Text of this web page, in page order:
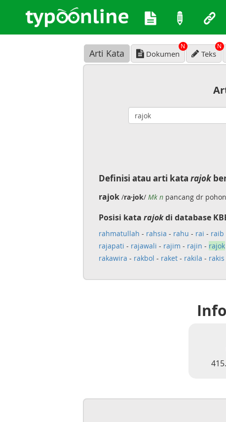
Arti Kata Dokumen
N
Teks
N
Definisi atau arti kata rajok
rajok/ra·jok/ Mk npancang dr
Posisi kata rajokdi database
rahmatullah - rahsia - rahu - rai - raib
rajapati - rajawali - rajim - rajin - rajok
rakawira - rakbol - raket- rakila - rakis